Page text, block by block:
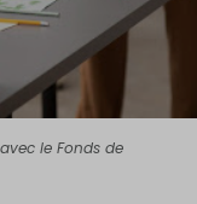
le Fonds de